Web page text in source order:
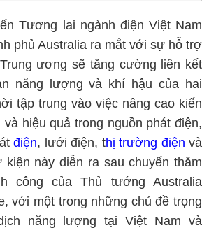
Tương lai ngành điện Việt Nam
phủ Australia ra mắt với sự hỗ trợ
ương sẽ tăng cường liên kết
năng lượng và khí hậu của hai
tập trung vào việc nâng cao kiến
hiệu quả trong nguồn phát điện,
điện, lưới điện, thị trường điện và
kiện này diễn ra sau chuyến thăm
công của Thủ tướng Australia
với một trong những chủ đề trọng
năng lượng tại Việt Nam và